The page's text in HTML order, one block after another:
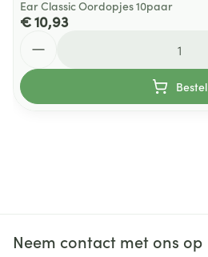
Ear Classic Oordopjes 10paar
€ 10,93
Bestel
Neem contact met ons op